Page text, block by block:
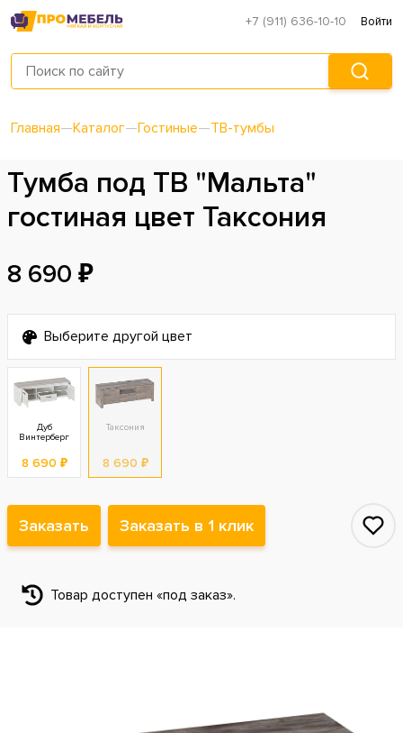
+7 (911) 636-10-10 Войти
Главная—Каталог—Гостиные—ТВ-тумбы
Тумба под ТВ "Мальта"
гостиная цвет Таксония
8 690 ₽
Выберите другой цвет
Дуб
Винтерберг
8 690 ₽
Таксония
8 690 ₽
Заказать Заказать в 1 клик
Товар доступен «под заказ».